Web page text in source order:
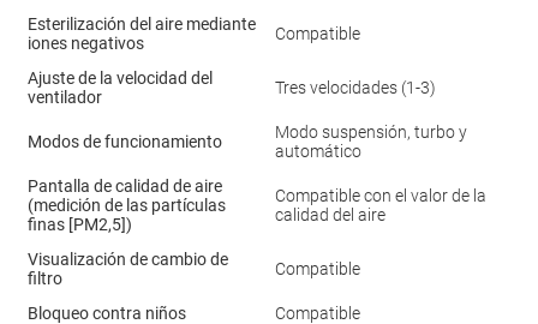
Esterilización del aire mediante
iones negativos
Compatible
Ajuste de la velocidad del
ventilador
Tres velocidades (1-3)
Modos de funcionamiento
Modo suspensión, turbo y
automático
Pantalla de calidad de aire
(medición de las partículas
finas [PM2,5])
Compatible con el valor de la
calidad del aire
Visualización de cambio de
filtro
Compatible
Bloqueo contra niños Compatible